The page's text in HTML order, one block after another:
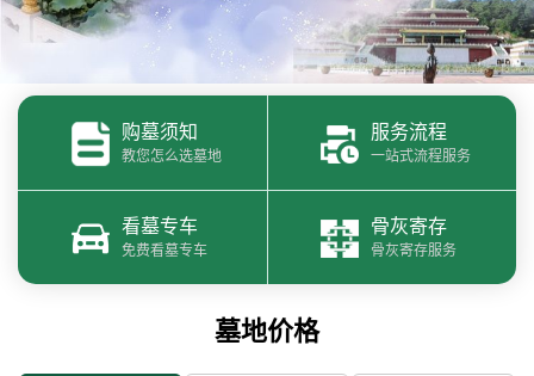
购墓须知
教您怎么选墓地
服务流程
一站式流程服务
看墓专车
免费看墓专车
骨灰寄存
骨灰寄存服务
墓地价格